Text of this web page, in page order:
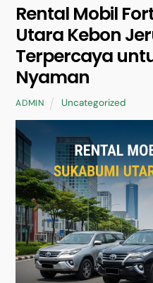
Rental Mobil
Utara Kebon
Terpercaya
Nyaman
ADMIN Uncategorized